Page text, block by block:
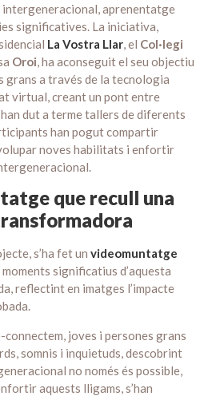
intergeneracional, aprenentatge
significatives. La iniciativa,
La Vostra Llar, el Col·legi
Oroi, ha aconseguit el seu objectiu
grans a través de la tecnologia
virtual, creant un pont entre
dut a terme tallers de diferents
han pogut compartir
noves habilitats i enfortir
que recull una
s’ha fet un videomuntatge
significatius d’aquesta
reflectint en imatges l’impacte
joves i persones grans
somnis i inquietuds, descobrint
no només és possible,
aquests lligams, s’han